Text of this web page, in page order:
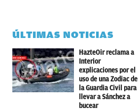
ÚLTIMAS NOTICIAS
HazteOir reclama a
Interior
explicaciones por el
uso de una Zodiac de
la Guardia Civil para
llevar a Sánchez a
bucear